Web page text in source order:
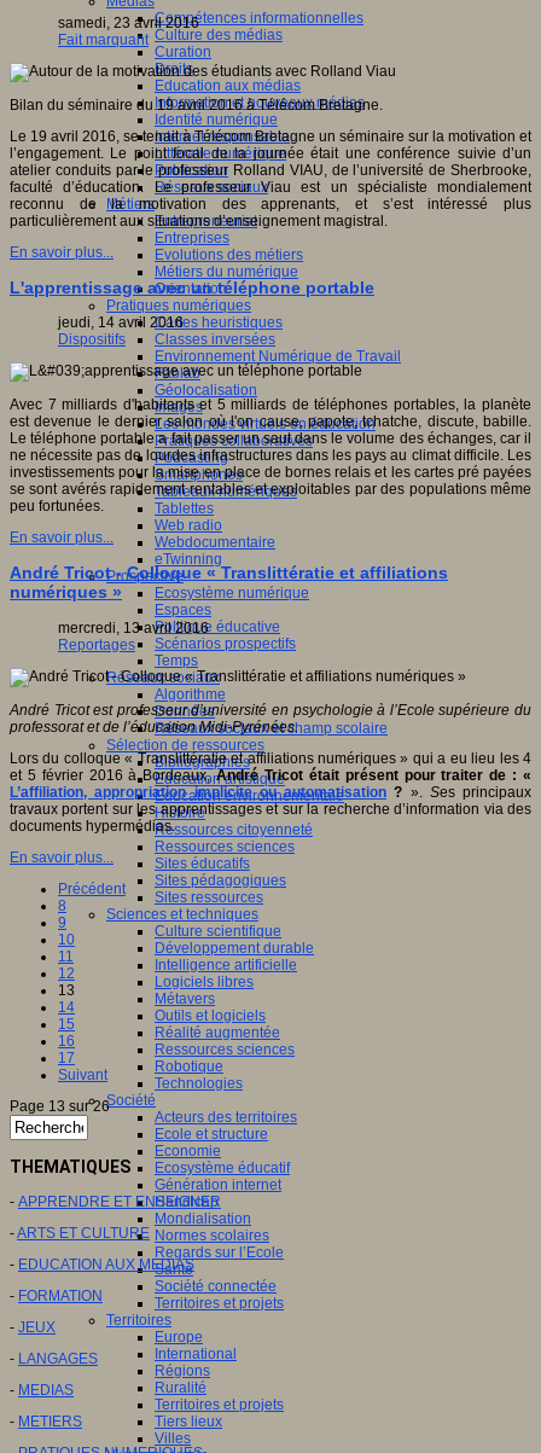
Compétences informationnelles
Culture des médias
Curation
Droits
Education aux médias
Information et nouveaux médias
Identité numérique
Internet responsable
Littératie numérique
Publication
Réseaux sociaux
Métiers
Entrepreneuriat
Entreprises
Evolutions des métiers
Métiers du numérique
Orientation
Pratiques numériques
Cartes heuristiques
Classes inversées
Environnement Numérique de Travail
Fablab
Géolocalisation
Images
Les mondes virtuels en éducation
Pratiques collaboratives
Podcasting
Smartphones
Tableaux numériques
Tablettes
Web radio
Webdocumentaire
eTwinning
Prospective
Ecosystème numérique
Espaces
Politique éducative
Scénarios prospectifs
Temps
Réseaux sociaux
Algorithme
Données
Réseaux sociaux et champ scolaire
Sélection de ressources
Bibliographies
Education artistique
Education environnementale
Histoire
Ressources citoyenneté
Ressources sciences
Sites éducatifs
Sites pédagogiques
Sites ressources
Sciences et techniques
Culture scientifique
Développement durable
Intelligence artificielle
Logiciels libres
Métavers
Outils et logiciels
Réalité augmentée
Ressources sciences
Robotique
Technologies
Société
Acteurs des territoires
Ecole et structure
Economie
Ecosystème éducatif
Génération internet
Handicap
Mondialisation
Normes scolaires
Regards sur l’Ecole
Santé
Société connectée
Territoires et projets
Territoires
Europe
International
Régions
Ruralité
Territoires et projets
Tiers lieux
Villes
samedi, 23 avril 2016
Fait marquant
Bilan du séminaire du 19 avril 2016 à Télécom Bretagne.
Le 19 avril 2016, se tenait à Télécom Bretagne un séminaire sur la motivation et
l’engagement. Le point focal de la journée était une conférence suivie d’un
atelier conduits par le professeur Rolland VIAU, de l’université de Sherbrooke,
faculté d’éducation. Le professeur Viau est un spécialiste mondialement
reconnu de la motivation des apprenants, et s’est intéressé plus
particulièrement aux situations d’enseignement magistral.
En savoir plus...
L'apprentissage avec un téléphone portable
jeudi, 14 avril 2016
Dispositifs
Avec 7 milliards d'habitants et 5 milliards de téléphones portables, la planète
est devenue le dernier salon où l'on cause, papote, tchatche, discute, babille.
Le téléphone portable a fait passer un saut dans le volume des échanges, car il
ne nécessite pas de lourdes infrastructures dans les pays au climat difficile. Les
investissements pour la mise en place de bornes relais et les cartes pré payées
se sont avérés rapidement rentables et exploitables par des populations même
peu fortunées.
En savoir plus...
André Tricot - Colloque « Translittératie et affiliations
numériques »
mercredi, 13 avril 2016
Reportages
André Tricot est professeur d’université en psychologie à l’Ecole supérieure du
professorat et de l’éducation Midi-Pyrénées.
Lors du colloque « Translittératie et affiliations numériques » qui a eu lieu les 4
et 5 février 2016 à Bordeaux,André Tricot était présent pour traiter de : «
L’affiliation, appropriation implicite ou automatisation ? ». Ses principaux
travaux portent sur les apprentissages et sur la recherche d’information via des
documents hypermédias.
En savoir plus...
Précédent
8
9
10
11
12
13
14
15
16
17
Suivant
Page 13 sur 26
THEMATIQUES
- APPRENDRE ET ENSEIGNER
-ARTS ET CULTURE
- EDUCATION AUX MEDIAS
- FORMATION
- JEUX
- LANGAGES
- MEDIAS
- METIERS